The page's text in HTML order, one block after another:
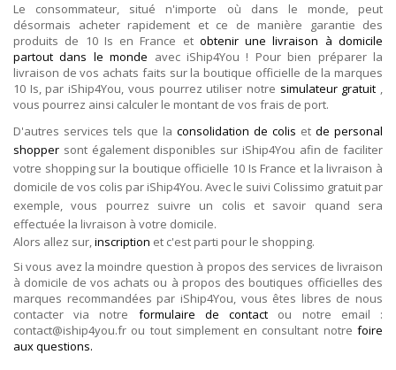
Le consommateur, situé n'importe où dans le monde, peut
désormais acheter rapidement et ce de manière garantie des
produits de 10 Is en France et obtenir une livraison à domicile
partout dans le monde avec iShip4You ! Pour bien préparer la
livraison de vos achats faits sur la boutique officielle de la marques
10 Is, par iShip4You, vous pourrez utiliser notre simulateur gratuit ,
vous pourrez ainsi calculer le montant de vos frais de port.
D'autres services tels que la consolidation de colis et de personal
shopper sont également disponibles sur iShip4You afin de faciliter
votre shopping sur la boutique officielle 10 Is France et la livraison à
domicile de vos colis par iShip4You. Avec le suivi Colissimo gratuit par
exemple, vous pourrez suivre un colis et savoir quand sera
effectuée la livraison à votre domicile.
Alors allez sur, inscription et c'est parti pour le shopping.
Si vous avez la moindre question à propos des services de livraison
à domicile de vos achats ou à propos des boutiques officielles des
marques recommandées par iShip4You, vous êtes libres de nous
contacter via notre formulaire de contact ou notre email :
contact@iship4you.fr ou tout simplement en consultant notre foire
aux questions.